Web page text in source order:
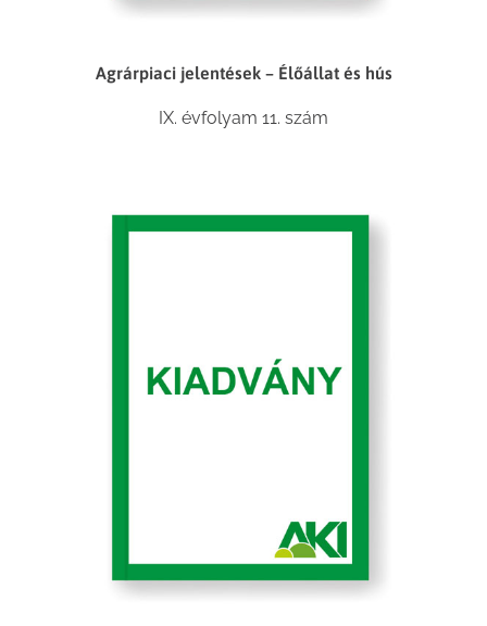
Agrárpiaci jelentések – Élőállat és hús
IX. évfolyam 11. szám